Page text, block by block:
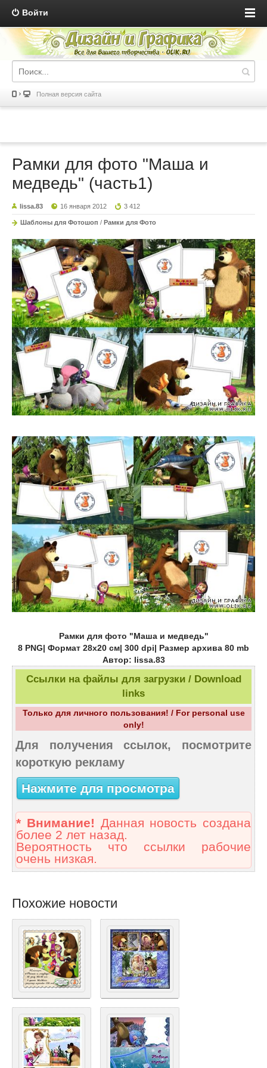
Войти
Полная версия сайта
Рамки для фото "Маша и
медведь" (часть1)
lissa.83 16 января 2012 3 412
Шаблоны для Фотошоп / Рамки для Фото
Рамки для фото "Маша и медведь"
8 PNG| Формат 28х20 см| 300 dpi| Размер архива 80 mb
Автор: lissa.83
Ссылки на файлы для загрузки / Download
links
Только для личного пользования! / For personal use
only!
Для получения ссылок, посмотрите
короткую рекламу
Нажмите для просмотра
* Внимание! Данная новость создана
более 2 лет назад.
Вероятность что ссылки рабочие
очень низкая.
Похожие новости